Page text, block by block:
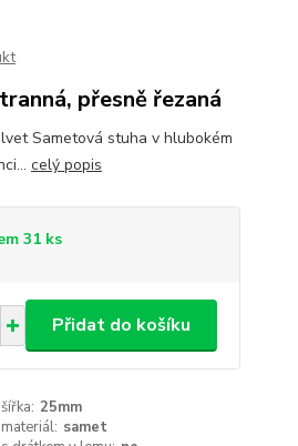
přesně řezaná
Sametová stuha v hlubokém
celý popis
31 ks
Přidat do košíku
šířka: 25mm
materiál: samet